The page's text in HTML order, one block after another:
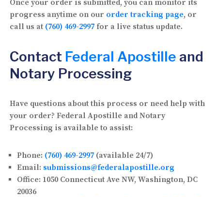
Once your order is submitted, you can monitor its
progress anytime on our order tracking page, or
call us at (760) 469-2997 for a live status update.
Contact Federal Apostille and
Notary Processing
Have questions about this process or need help with
your order? Federal Apostille and Notary
Processing is available to assist:
Phone: (760) 469-2997 (available 24/7)
Email: submissions@federalapostille.org
Office: 1050 Connecticut Ave NW, Washington, DC
20036